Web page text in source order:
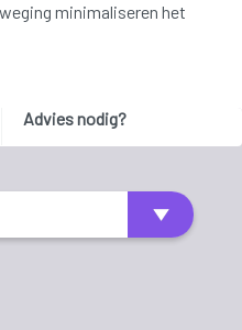
minimaliseren het
Advies nodig?